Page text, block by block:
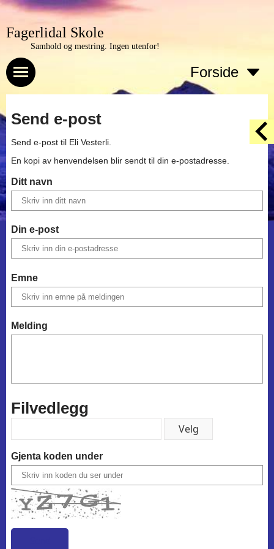
Fagerlidal Skole
Samhold og mestring. Ingen utenfor!
Forside
Send e-post
Send e-post til Eli Vesterli.
En kopi av henvendelsen blir sendt til din e-postadresse.
Ditt navn
Din e-post
Emne
Melding
Filvedlegg
Gjenta koden under